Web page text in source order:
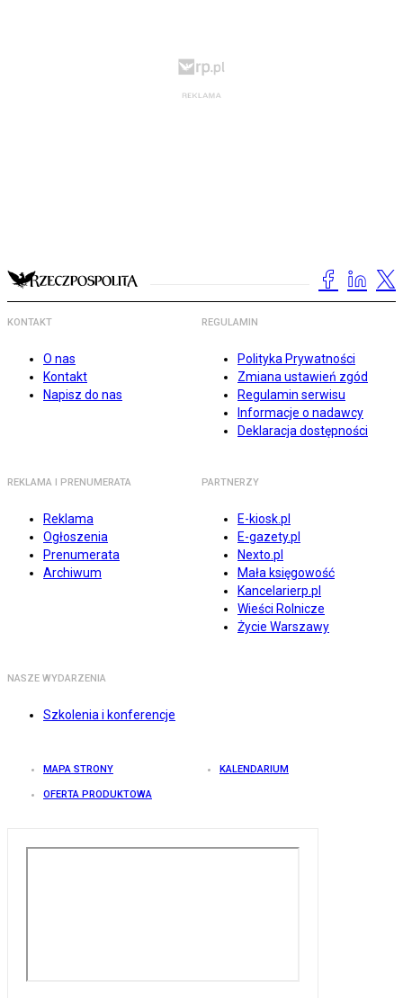
KONTAKT
O nas
Kontakt
Napisz do nas
REGULAMIN
Polityka Prywatności
Zmiana ustawień zgód
Regulamin serwisu
Informacje o nadawcy
Deklaracja dostępności
REKLAMA I PRENUMERATA
Reklama
Ogłoszenia
Prenumerata
Archiwum
PARTNERZY
E-kiosk.pl
E-gazety.pl
Nexto.pl
Mała księgowość
Kancelarierp.pl
Wieści Rolnicze
Życie Warszawy
NASZE WYDARZENIA
Szkolenia i konferencje
MAPA STRONY KALENDARIUM
OFERTA PRODUKTOWA